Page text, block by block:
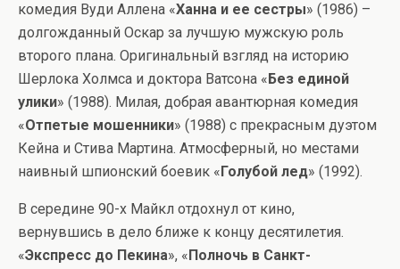
комедия Вуди Аллена «Ханна и ее сестры» (1986) –
долгожданный Оскар за лучшую мужскую роль
второго плана. Оригинальный взгляд на историю
Шерлока Холмса и доктора Ватсона « Без единой
улики» (1988). Милая, добрая авантюрная комедия
«Отпетые мошенники» (1988) с прекрасным дуэтом
Кейна и Стива Мартина. Атмосферный, но местами
наивный шпионский боевик « Голубой лед» (1992).
В середине 90-х Майкл отдохнул от кино,
вернувшись в дело ближе к концу десятилетия.
«Экспресс до Пекина», « Полночь в Санкт-